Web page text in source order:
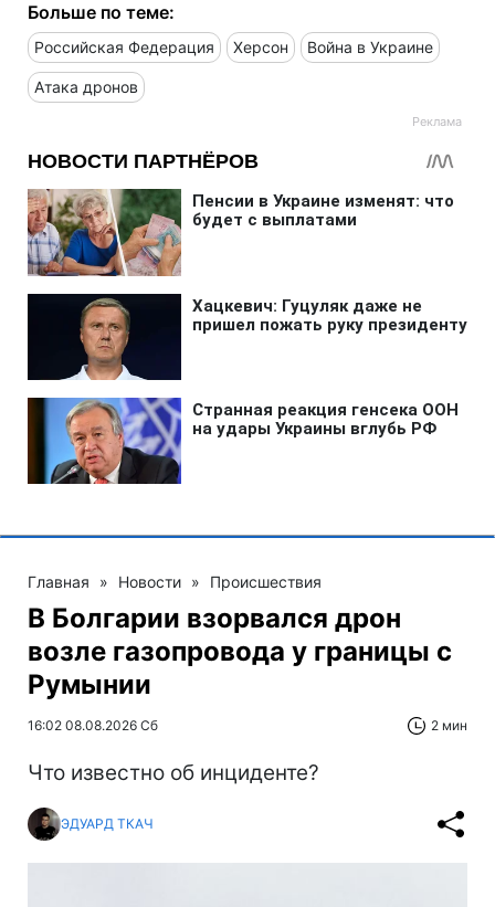
Больше по теме:
Российская Федерация Херсон Война в Украине
Атака дронов
Главная » Новости » Происшествия
В Болгарии взорвался дрон
возле газопровода у границы с
Румынии
16:02 08.08.2026 Сб 2 мин
Что известно об инциденте?
ЭДУАРД ТКАЧ